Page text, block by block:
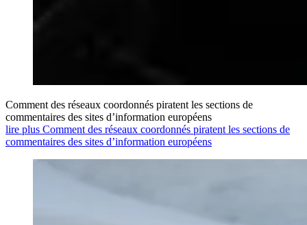
Comment des réseaux coordonnés piratent les sections de
commentaires des sites d’information européens
lire plus Comment des réseaux coordonnés piratent les sections de
commentaires des sites d’information européens